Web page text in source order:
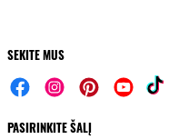
SEKITE MUS
PASIRINKITE ŠALĮ